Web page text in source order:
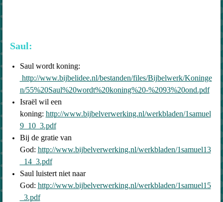
Saul:
Saul wordt koning:
http://www.bijbelidee.nl/bestanden/files/Bijbelwerk/Koninge
n/55%20Saul%20wordt%20koning%20-%2093%20ond.pdf
Israël wil een
koning: http://www.bijbelverwerking.nl/werkbladen/1samuel
9_10_3.pdf
Bij de gratie van
God: http://www.bijbelverwerking.nl/werkbladen/1samuel13
_14_3.pdf
Saul luistert niet naar
God: http://www.bijbelverwerking.nl/werkbladen/1samuel15
_3.pdf